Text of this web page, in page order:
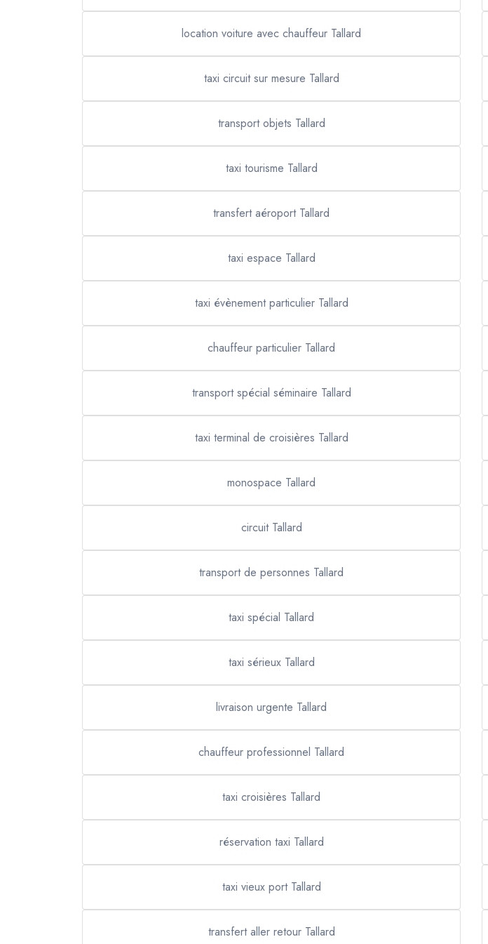
location voiture avec chauffeur Tallard
taxi circuit sur mesure Tallard
transport objets Tallard
taxi tourisme Tallard
transfert aéroport Tallard
taxi espace Tallard
taxi évènement particulier Tallard
chauffeur particulier Tallard
transport spécial séminaire Tallard
taxi terminal de croisières Tallard
monospace Tallard
circuit Tallard
transport de personnes Tallard
taxi spécial Tallard
taxi sérieux Tallard
livraison urgente Tallard
chauffeur professionnel Tallard
taxi croisières Tallard
réservation taxi Tallard
taxi vieux port Tallard
transfert aller retour Tallard